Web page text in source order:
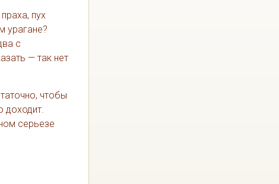
пух
урагане?
с
— так нет
чтобы
серьезе